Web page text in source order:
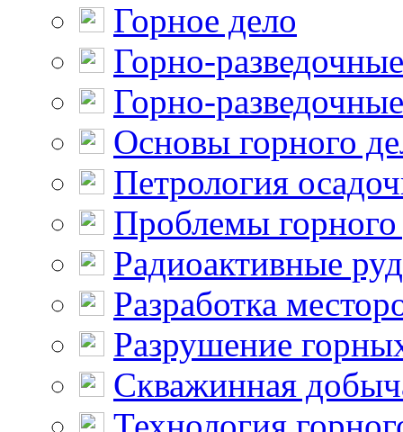
Горное дело
Горно-
Горно-
Основы горного
Петрология
Проблемы горного
Радиоактивные
Разработка
Разрушение
Скважинная